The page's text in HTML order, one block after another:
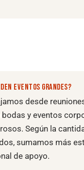
EVENTOS GRANDES?
desde
bodas y eventos
Según la
sumamos más
de apoyo.